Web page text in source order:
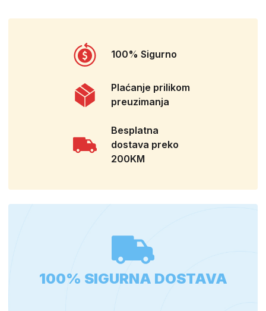
100% Sigurno
Plaćanje prilikom
preuzimanja
Besplatna
dostava preko
200KM
100% SIGURNA DOSTAVA